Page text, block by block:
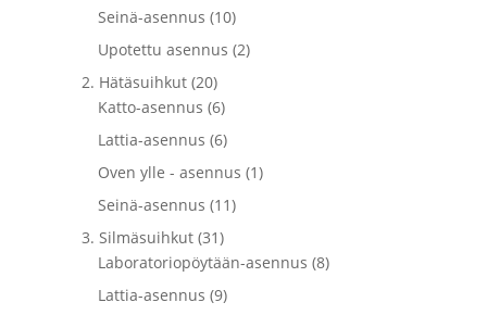
Seinä-asennus (10)
Upotettu asennus (2)
2. Hätäsuihkut (20)
Katto-asennus (6)
Lattia-asennus (6)
Oven ylle - asennus (1)
Seinä-asennus (11)
3. Silmäsuihkut (31)
Laboratoriopöytään-asennus (8)
Lattia-asennus (9)